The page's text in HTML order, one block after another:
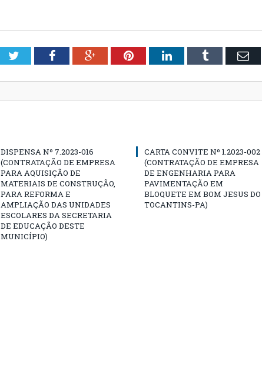
TwitterFacebookGoogle+PinterestLinkedInTumblr Email
DISPENSA Nº 7.2023-016
(CONTRATAÇÃO DE EMPRESA
PARA AQUISIÇÃO DE
MATERIAIS DE CONSTRUÇÃO,
PARA REFORMA E
AMPLIAÇÃO DAS UNIDADES
ESCOLARES DA SECRETARIA
DE EDUCAÇÃO DESTE
MUNICÍPIO)
CARTA CONVITE Nº 1.2023-002
(CONTRATAÇÃO DE EMPRESA
DE ENGENHARIA PARA
PAVIMENTAÇÃO EM
BLOQUETE EM BOM JESUS DO
TOCANTINS-PA)